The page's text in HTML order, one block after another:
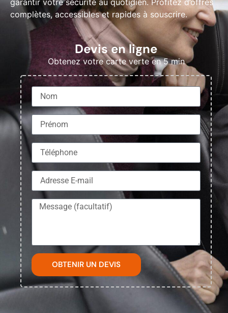
complètes, accessibles et rapides à souscrire.
Devis en ligne
Obtenez votre carte verte en 5 min
OBTENIR UN DEVIS